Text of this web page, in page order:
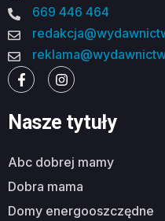
669 446 464
Nasze tytuły
abc dobrej mamy
dobra mama
domy energooszczędne